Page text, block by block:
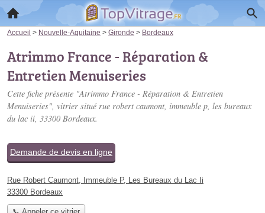
Accueil > Nouvelle-Aquitaine > Gironde > Bordeaux
Atrimmo France - Réparation &
Entretien Menuiseries
Cette fiche présente "Atrimmo France - Réparation & Entretien
Menuiseries", vitrier situé rue robert caumont, immeuble p, les bureaux
du lac ii, 33300 Bordeaux.
Demande de devis en ligne
Rue Robert Caumont, Immeuble P, Les Bureaux du Lac Ii
33300 Bordeaux